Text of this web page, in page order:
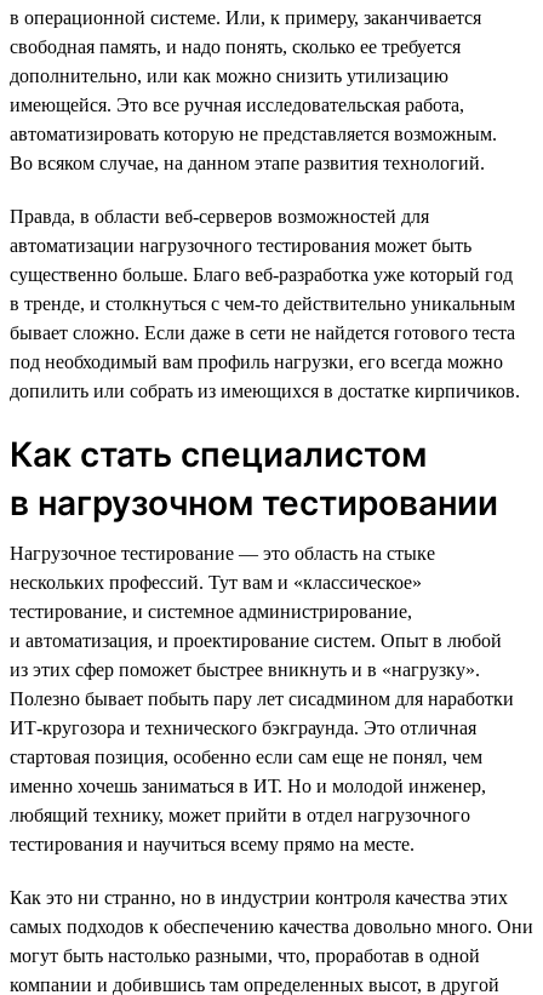
в операционной системе. Или, к примеру, заканчивается
свободная память, и надо понять, сколько ее требуется
дополнительно, или как можно снизить утилизацию
имеющейся. Это все ручная исследовательская работа,
автоматизировать которую не представляется возможным.
Во всяком случае, на данном этапе развития технологий.
Правда, в области веб-серверов возможностей для
автоматизации нагрузочного тестирования может быть
существенно больше. Благо веб-разработка уже который год
в тренде, и столкнуться с чем-то действительно уникальным
бывает сложно. Если даже в сети не найдется готового теста
под необходимый вам профиль нагрузки, его всегда можно
допилить или собрать из имеющихся в достатке кирпичиков.
Как стать специалистом
в нагрузочном тестировании
Нагрузочное тестирование — это область на стыке
нескольких профессий. Тут вам и «классическое»
тестирование, и системное администрирование,
и автоматизация, и проектирование систем. Опыт в любой
из этих сфер поможет быстрее вникнуть и в «нагрузку».
Полезно бывает побыть пару лет сисадмином для наработки
ИТ-кругозора и технического бэкграунда. Это отличная
стартовая позиция, особенно если сам еще не понял, чем
именно хочешь заниматься в ИТ. Но и молодой инженер,
любящий технику, может прийти в отдел нагрузочного
тестирования и научиться всему прямо на месте.
Как это ни странно, но в индустрии контроля качества этих
самых подходов к обеспечению качества довольно много. Они
могут быть настолько разными, что, проработав в одной
компании и добившись там определенных высот, в другой